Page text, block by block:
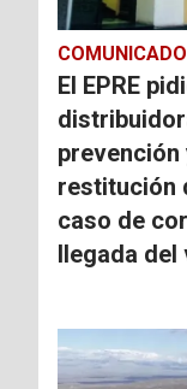
COMUNICADO
El EPRE
prevención
restitución
caso de
llegada del